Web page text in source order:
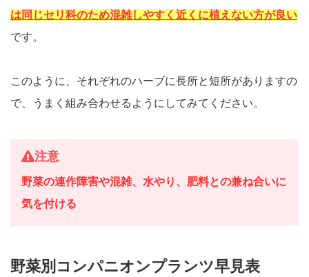
は同じセリ科のため混雑しやすく近くに植えない方が良い
です。
このように、それぞれのハーブに長所と短所がありますの
で、うまく組み合わせるようにしてみてください。
注意
野菜の連作障害や混雑、水やり、肥料との兼ね合いに
気を付ける
野菜別コンパニオンプランツ早見表